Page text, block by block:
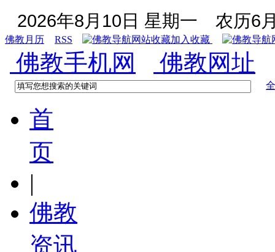
2026年8月10日 星期一 农历6
佛教月历 RSS 加入收藏
佛教手机网 佛教网址
首
页
|
佛教
资讯